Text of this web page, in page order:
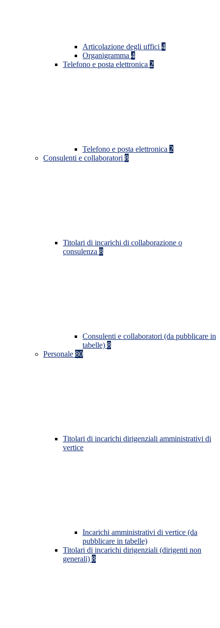
Articolazione degli uffici 4
Organigramma 4
Telefono e posta elettronica 2
Telefono e posta elettronica 2
Consulenti e collaboratori 8
Titolari di incarichi di collaborazione o
consulenza 8
Consulenti e collaboratori (da pubblicare in
tabelle) 8
Personale 80
Titolari di incarichi dirigenziali amministrativi di
vertice
Incarichi amministrativi di vertice (da
pubblicare in tabelle)
Titolari di incarichi dirigenziali (dirigenti non
generali) 8